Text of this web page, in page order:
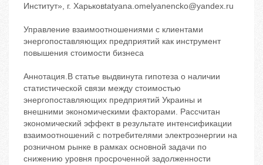
Институт», г. Харьковtatyana.omelyanencko@yandex.ru
Управление взаимоотношениями с клиентами
энергопоставляющих предприятий как инструмент
повышения стоимости бизнеса
Аннотация.В статье выдвинута гипотеза о наличии
статистической связи между стоимостью
энергопоставляющих предприятий Украины и
внешними экономическими факторами. Рассчитан
экономический эффект в результате интенсификации
взаимоотношений с потребителями электроэнергии на
розничном рынке в рамках основной задачи по
снижению уровня просроченной задолженности